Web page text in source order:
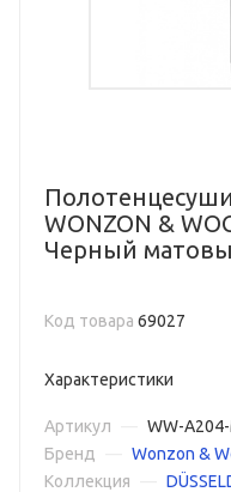
WONZON &
Черный
Код товара 69027
Характеристики
Артикул
WW-
Бренд
Wonzon &
Коллекция